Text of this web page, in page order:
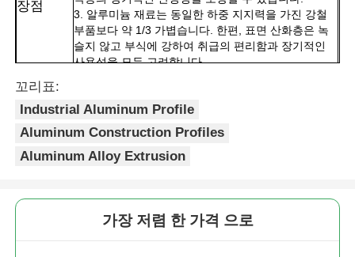
우리 에 관한 것
장점
3. 알루미늄 재료는 동일한 하중 지지력을 가진 강철
부품보다 약 1/3 가볍습니다. 한편, 표면 산화층은 녹
슬지 않고 부식에 강하여 취급의 편리함과 장기적인
사용성을 모두 고려합니다.
서 기능을 확장하는 것이 매우 편리하며, 다양한 산업
시나리오의 맞춤형 요구 사항에 적합합니다.
꼬리표:
Industrial Aluminum Profile
Aluminum Construction Profiles
Aluminum Alloy Extrusion
가장 저렴 한 가격 으로